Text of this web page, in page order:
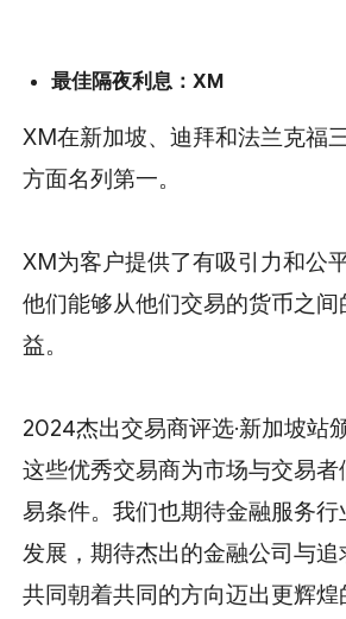
最佳隔夜利息： XM
XM在新加坡、迪拜和法兰克福
方面名列第一。
XM为客户提供了有吸引力和公
他们能够从他们交易的货币之
益。
2024杰出交易商评选·新加坡站
这些优秀交易商为市场与交易
易条件。我们也期待金融服务
发展，期待杰出的金融公司与
共同朝着共同的方向迈出更辉煌